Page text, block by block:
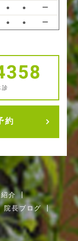
● ● ー
● ● ー
診
約
介
院長ブログ